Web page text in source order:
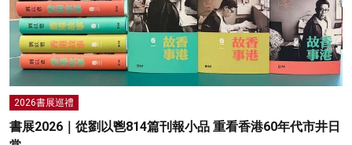
2026書展巡禮
書展2026｜從劉以鬯814篇刊報小品 重看香港60年代市井日